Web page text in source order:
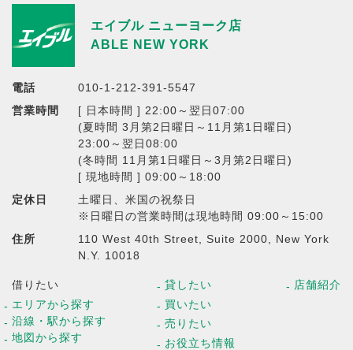
エイブル ニューヨーク店
ABLE NEW YORK
電話
010-1-212-391-5547
営業時間
[ 日本時間 ] 22:00～翌日07:00
(夏時間 3月第2日曜日～11月第1日曜日)
23:00～翌日08:00
(冬時間 11月第1日曜日～3月第2日曜日)
[ 現地時間 ] 09:00～18:00
定休日
土曜日、米国の祝祭日
※日曜日の営業時間は現地時間 09:00～15:00
住所
110 West 40th Street, Suite 2000, New York
N.Y. 10018
借りたい
エリアから探す
沿線・駅から探す
地図から探す
貸したい
買いたい
売りたい
お役立ち情報
店舗紹介